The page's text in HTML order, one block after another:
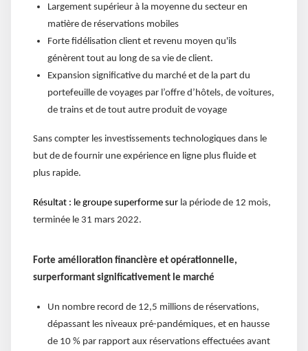
Largement supérieur à la moyenne du secteur en
matière de réservations mobiles
Forte fidélisation client et revenu moyen qu'ils
génèrent tout au long de sa vie de client.
Expansion significative du marché et de la part du
portefeuille de voyages par l’offre d’hôtels, de voitures,
de trains et de tout autre produit de voyage
Sans compter les investissements technologiques dans le
but de de fournir une expérience en ligne plus fluide et
plus rapide.
Résultat : le groupe superforme sur la période de 12 mois,
terminée le 31 mars 2022.
Forte amélioration financière et opérationnelle,
surperformant significativement le marché
Un nombre record de 12,5 millions de réservations,
dépassant les niveaux pré-pandémiques, et en hausse
de 10 % par rapport aux réservations effectuées avant